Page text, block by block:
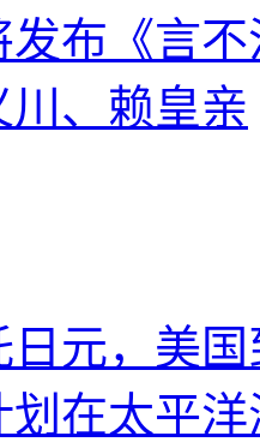
发布《言
、赖皇亲
日元，美
划在太平